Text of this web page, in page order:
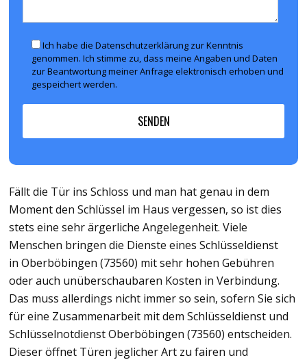
Ich habe die Datenschutzerklärung zur Kenntnis
genommen. Ich stimme zu, dass meine Angaben und Daten
zur Beantwortung meiner Anfrage elektronisch erhoben und
gespeichert werden.
Fällt die Tür ins Schloss und man hat genau in dem
Moment den Schlüssel im Haus vergessen, so ist dies
stets eine sehr ärgerliche Angelegenheit. Viele
Menschen bringen die Dienste eines Schlüsseldienst
in Oberböbingen (73560) mit sehr hohen Gebühren
oder auch unüberschaubaren Kosten in Verbindung.
Das muss allerdings nicht immer so sein, sofern Sie sich
für eine Zusammenarbeit mit dem Schlüsseldienst und
Schlüsselnotdienst Oberböbingen (73560) entscheiden.
Dieser öffnet Türen jeglicher Art zu fairen und